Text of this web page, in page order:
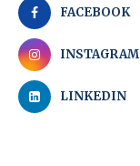
FACEBOOK
INSTAGRAM
LINKEDIN